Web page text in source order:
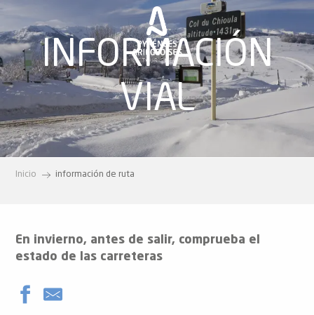
contenu
principalINFORMACIÓN
VIAL
Inicio información de ruta
En invierno, antes de salir, comprueba el
estado de las carreteras